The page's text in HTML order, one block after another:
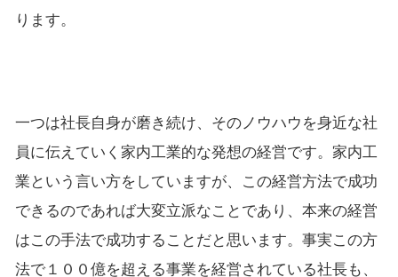
ります。
一つは社長自身が磨き続け、そのノウハウを身近な社
員に伝えていく家内工業的な発想の経営です。家内工
業という言い方をしていますが、この経営方法で成功
できるのであれば大変立派なことであり、本来の経営
はこの手法で成功することだと思います。事実この方
法で１００億を超える事業を経営されている社長も、